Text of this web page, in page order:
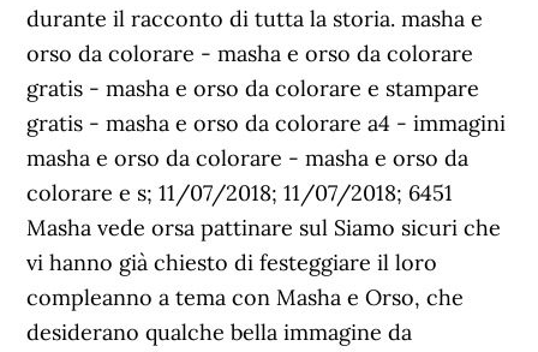
durante il racconto di tutta la storia. masha e
orso da colorare - masha e orso da colorare
gratis - masha e orso da colorare e stampare
gratis - masha e orso da colorare a4 - immagini
masha e orso da colorare - masha e orso da
colorare e s; 11/07/2018; 11/07/2018; 6451
Masha vede orsa pattinare sul Siamo sicuri che
vi hanno già chiesto di festeggiare il loro
compleanno a tema con Masha e Orso, che
desiderano qualche bella immagine da